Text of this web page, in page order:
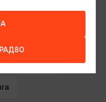
мероприятий